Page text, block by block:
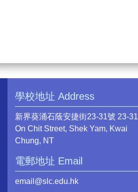
學校地址 Address
新界葵涌石蔭安捷街23-31號 23-31
On Chit Street, Shek Yam, Kwai
Chung, NT
電郵地址 Email
email@slc.edu.hk